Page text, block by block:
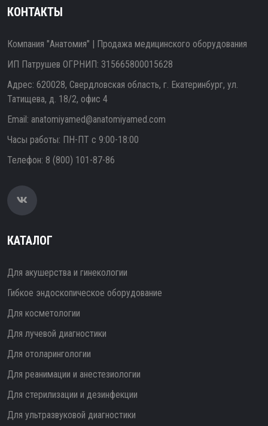
КОНТАКТЫ
Компания "Анатомия" | Продажа медицинского оборудования
ИП Патрушев ОГРНИП: 315665800015628
Адрес: 620028, Свердловская область, г. Екатеринбург, ул.
Татищева, д. 18/2, офис 4
Email: anatomiyamed@anatomiyamed.com
Часы работы: ПН-ПТ с 9:00-18:00
Телефон: 8 (800) 101-87-86
КАТАЛОГ
Для акушерства и гинекологии
Гибкое эндоскопическое оборудование
Для косметологии
Для лучевой диагностики
Для отоларингологии
Для реанимации и анестезиологии
Для стерилизации и дезинфекции
Для ультразвуковой диагностики